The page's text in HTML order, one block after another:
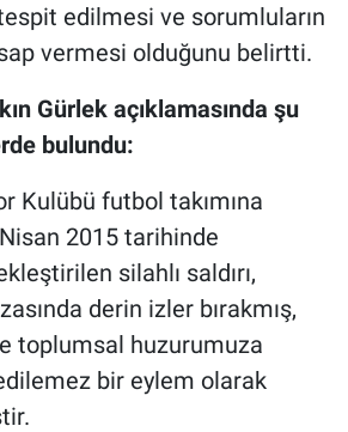
edilmesi ve sorumluların
vermesi olduğunu belirtti.
Gürlek açıklamasında şu
bulundu:
Kulübü futbol takımına
2015 tarihinde
silahlı saldırı,
derin izler bırakmış,
toplumsal huzurumuza
bir eylem olarak